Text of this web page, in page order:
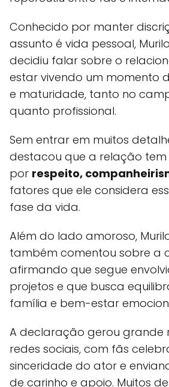
Conhecido por manter
assunto é vida pessoal,
decidiu falar sobre o
estar vivendo um momento
e maturidade, tanto no
quanto profissional.
Sem entrar em muitos
destacou que a relação
por respeito,
fatores que ele considera
fase da vida.
Além do lado amoroso,
também comentou sobre a
afirmando que segue
projetos e que busca
família e bem-estar
A declaração gerou grande
redes sociais, com fãs
sinceridade do ator e
de carinho e apoio. Muitos